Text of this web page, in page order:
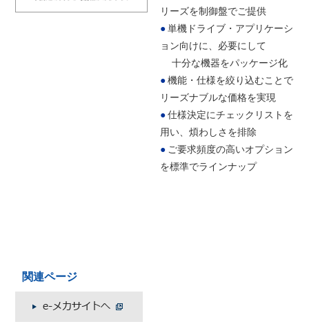
リーズを制御盤でご提供
●単機ドライブ・アプリケーシ
ョン向けに、必要にして
十分な機器をパッケージ化
●機能・仕様を絞り込むことで
リーズナブルな価格を実現
●仕様決定にチェックリストを
用い、煩わしさを排除
● ご要求頻度の高いオプション
を標準でラインナップ
関連ページ